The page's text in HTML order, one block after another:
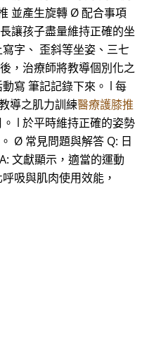
並產生旋轉 Ø 配合事項
讓孩子盡量維持正確的坐
字、 歪斜等坐姿、三七
，治療師將教導個別化之
寫 筆記記錄下來。 l 每
導之肌力訓練醫療護膝推
l 於平時維持正確的姿勢
Ø 常見問題與解答 Q: 日
文獻顯示，適當的運動
吸與肌肉使用效能，